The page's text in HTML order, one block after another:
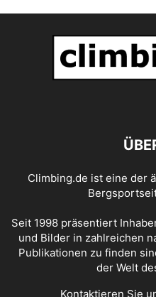
Climbing.de ist eine der
Seit 1998 präsentiert
und Bilder in zahlreichen
Publikationen zu finden
der Welt
Kontaktieren Sie